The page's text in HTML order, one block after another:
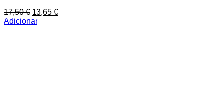
17,50€ O
preço
13,65 €O
Adicionar